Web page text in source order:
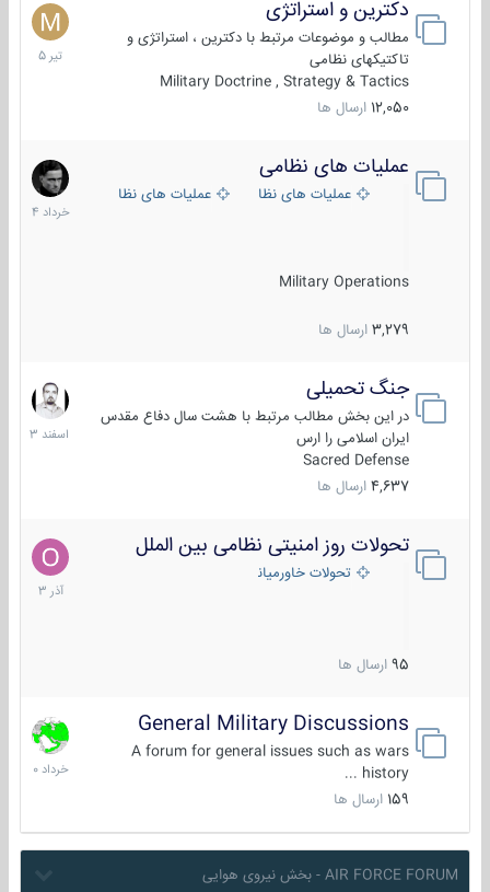
دکترین و استراتژی
مطالب و موضوعات مرتبط با دکترین ، استراتژی و
تاکتیکهای نظامی
Military Doctrine , Strategy & Tactics
12,050 ارسال ها
27
تیر
1405
عملیات های نظامی
عملیات های نظامی ایرانعملیات های نظامی خارجی
Military Operations
3,279 ارسال ها
5
خرداد
1404
جنگ تحمیلی
در این بخش مطالب مرتبط با هشت سال دفاع مقدس
ایران اسلامی را ارس
Sacred Defense
4,637 ارسال ها
20
اسفند
1403
تحولات روز امنیتی نظامی بین الملل
تحولات خاورمیانه
95 ارسال ها
21
آذر
1403
General Military Discussions
A forum for general issues such as wars
history ...
159 ارسال ها
10
خرداد
1400
AIR FORCE FORUM - بخش نیروی هوایی